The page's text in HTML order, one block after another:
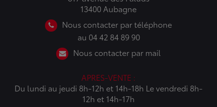
13400 Aubagne
Nous contacter par téléphone
au 04 42 84 89 90
Nous contacter par mail
APRES-VENTE :
Du lundi au jeudi 8h-12h et 14h-18h Le vendredi 8h-
12h et 14h-17h